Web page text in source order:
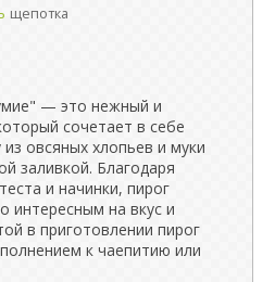
щепотка
— это нежный и
сочетает в себе
овсяных хлопьев и муки
заливкой. Благодаря
и начинки, пирог
интересным на вкус и
в приготовлении пирог
к чаепитию или